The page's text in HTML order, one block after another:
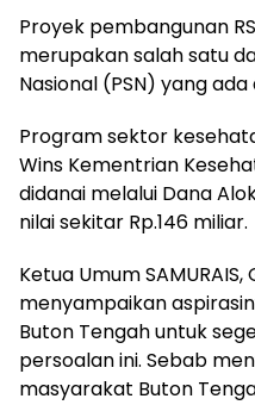
Proyek pembangunan
merupakan salah satu
Nasional (PSN) yang
Program sektor
Wins Kementrian
didanai melalui Dana
nilai sekitar Rp.146 miliar.
Ketua Umum
menyampaikan
Buton Tengah untuk
persoalan ini. Sebab
masyarakat Buton